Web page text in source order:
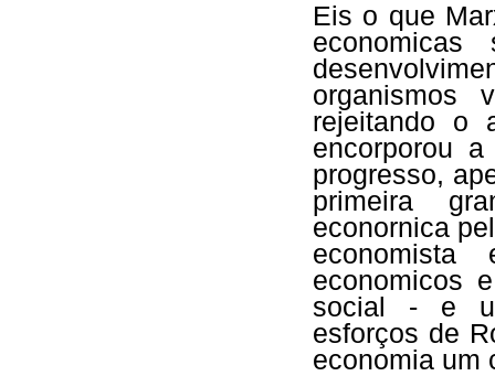
Eis o que
organismos
rejeitando o
encorporou
progresso,
primeira
econornica
economista
economicos
social - e
esforços de
economia um